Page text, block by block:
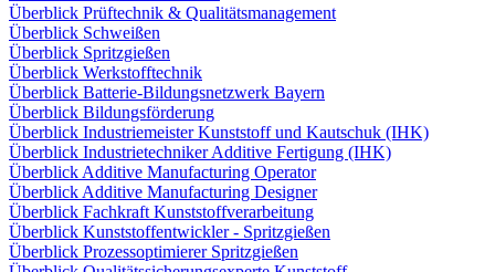
Überblick Prüftechnik & Qualitätsmanagement
Überblick Schweißen
Überblick Spritzgießen
Überblick Werkstofftechnik
Überblick Batterie-Bildungsnetzwerk Bayern
Überblick Bildungsförderung
Überblick Industriemeister Kunststoff und Kautschuk (IHK)
Überblick Industrietechniker Additive Fertigung (IHK)
Überblick Additive Manufacturing Operator
Überblick Additive Manufacturing Designer
Überblick Fachkraft Kunststoffverarbeitung
Überblick Kunststoffentwickler - Spritzgießen
Überblick Prozessoptimierer Spritzgießen